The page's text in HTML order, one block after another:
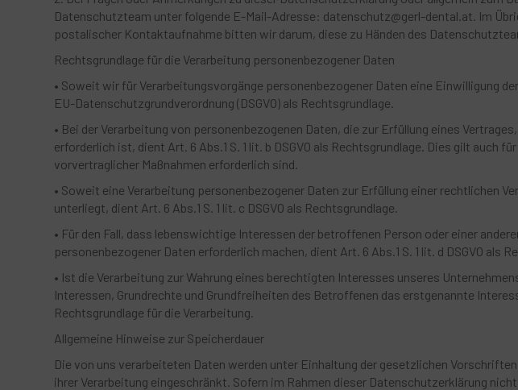
Datenschutzteam unter folgende E-Mail-Adresse: datenschutz@gerl-dental.at. Im
postalischer Kontaktaufnahme bitten wir darum, diese zu Händen des
Rechtsgrundlage für die Verarbeitung personenbezogener Daten
• Soweit wir für Verarbeitungsvorgänge personenbezogener Daten eine Einwilligung
EU-Datenschutzgrundverordnung (DSGVO) als Rechtsgrundlage.
• Bei der Verarbeitung von personenbezogenen Daten, die zur Erfüllung eines
erforderlich ist, dient Art. 6 Abs.1 S. 1 lit. b DSGVO als Rechtsgrundlage. Dies gilt auch
vorvertraglicher Maßnahmen erforderlich sind.
• Soweit eine Verarbeitung personenbezogener Daten zur Erfüllung einer rechtlichen
unterliegt, dient Art. 6 Abs.1 S. 1 lit. c DSGVO als Rechtsgrundlage.
• Für den Fall, dass lebenswichtige Interessen der betroffenen Person oder einer
personenbezogener Daten erforderlich machen, dient Art. 6 Abs.1 S. 1 lit. d DSGVO als
• Ist die Verarbeitung zur Wahrung eines berechtigten Interesses unseres
Interessen, Grundrechte und Grundfreiheiten des Betroffenen das erstgenannte
Rechtsgrundlage für die Verarbeitung.
Allgemeine Hinweise zur Speicherdauer
Die von uns verarbeiteten Daten werden unter Einhaltung der gesetzlichen
ihrer Verarbeitung eingeschränkt. Sofern im Rahmen dieser Datenschutzerklärung